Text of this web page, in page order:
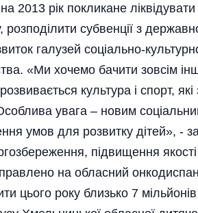
рік покликане ліквідувати
розподілити субвенції з
галузей соціально-
«Ми хочемо бачити зовсім
культура і спорт,
увага – новим
умов для розвитку дітей», -
підвищення
на обласний
цього року близько 7